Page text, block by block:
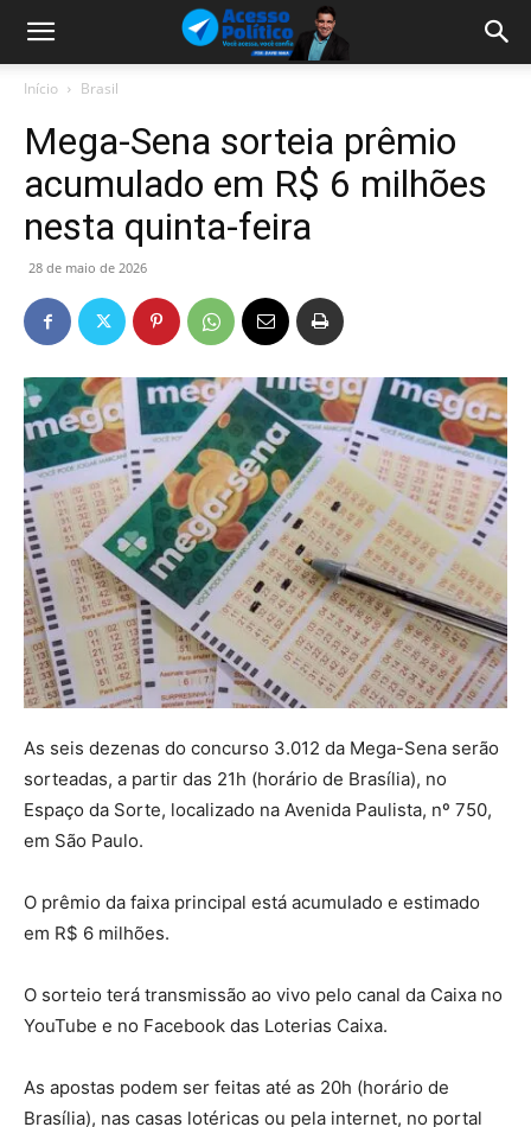
Início Brasil
Mega-Sena sorteia prêmio
acumulado em R$ 6 milhões
nesta quinta-feira
28 de maio de 2026
As seis dezenas do concurso 3.012 da Mega-Sena serão
sorteadas, a partir das 21h (horário de Brasília), no
Espaço da Sorte, localizado na Avenida Paulista, nº 750,
em São Paulo.
O prêmio da faixa principal está acumulado e estimado
em R$ 6 milhões.
O sorteio terá transmissão ao vivo pelo canal da Caixa no
YouTube e no Facebook das Loterias Caixa.
As apostas podem ser feitas até as 20h (horário de
Brasília), nas casas lotéricas ou pela internet, no portal